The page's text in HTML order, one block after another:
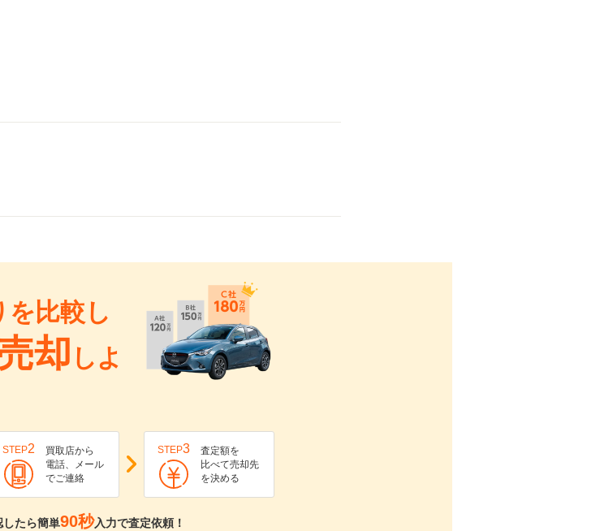
を比較し
却 しよ
STEP2
買取店から
電話、メール
でご連絡
STEP3
査定額を
比べて売却先
を決める
したら簡単90秒入力で査定依頼！